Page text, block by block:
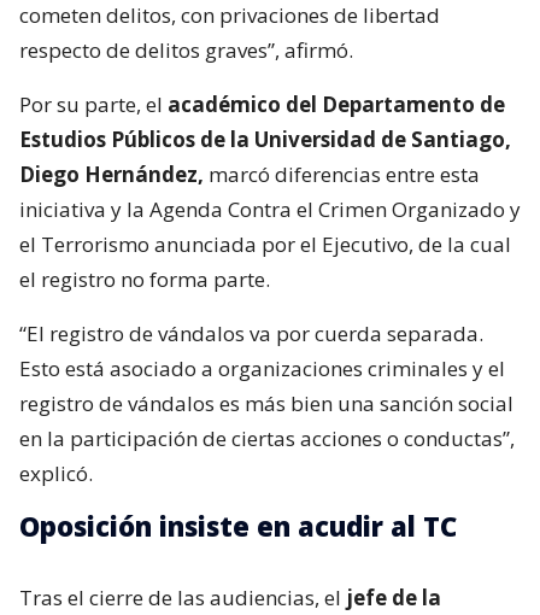
cometen delitos, con privaciones de libertad
respecto de delitos graves”, afirmó.
Por su parte, el académico del Departamento de
Estudios Públicos de la Universidad de Santiago,
Diego Hernández, marcó diferencias entre esta
iniciativa y la Agenda Contra el Crimen Organizado y
el Terrorismo anunciada por el Ejecutivo, de la cual
el registro no forma parte.
“El registro de vándalos va por cuerda separada.
Esto está asociado a organizaciones criminales y el
registro de vándalos es más bien una sanción social
en la participación de ciertas acciones o conductas”,
explicó.
Oposición insiste en acudir al TC
Tras el cierre de las audiencias, el jefe de la